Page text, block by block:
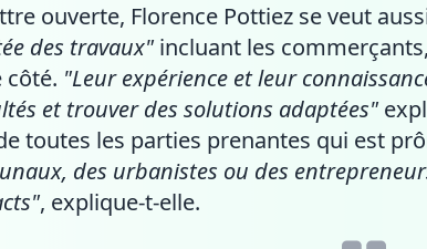
ouverte, Florence Pottiez se veut
des travaux" incluant les
côté. "Leur expérience et leur
et trouver des solutions adaptées"
toutes les parties prenantes qui est
des urbanistes ou des
, explique-t-elle.